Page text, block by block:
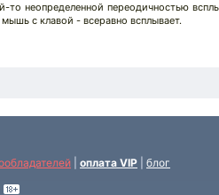
неопределенной переодичностью
с клавой - всеравно всплывает.
оплата VIP
блог